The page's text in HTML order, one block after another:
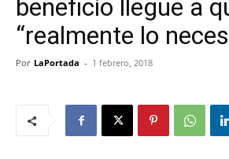
beneficio llegue a
“realmente lo
Por LaPortada - 1 febrero, 2018